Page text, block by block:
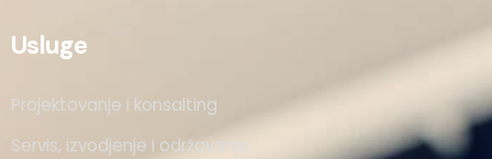
Usluge
Projektovanje i konsalting
Servis, izvodjenje i održavanje